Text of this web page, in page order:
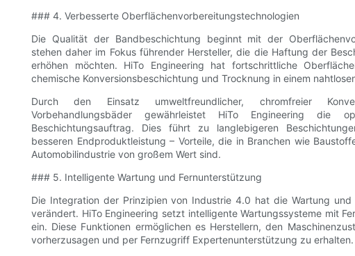
### 4. Verbesserte Oberflächenvorbereitungstechnologien
Die Qualität der Bandbeschichtung beginnt mit der
stehen daher im Fokus führender Hersteller, die die Haftung der
erhöhen möchten. HiTo Engineering hat fortschrittliche
chemische Konversionsbeschichtung und Trocknung in einem
Durch den Einsatz umweltfreundlicher, chromfreier
Vorbehandlungsbäder gewährleistet HiTo Engineering
Beschichtungsauftrag. Dies führt zu langlebigeren
besseren Endproduktleistung – Vorteile, die in Branchen wie
Automobilindustrie von großem Wert sind.
### 5. Intelligente Wartung und Fernunterstützung
Die Integration der Prinzipien von Industrie 4.0 hat die Wartung
verändert. HiTo Engineering setzt intelligente Wartungssysteme mit
ein. Diese Funktionen ermöglichen es Herstellern, den
vorherzusagen und per Fernzugriff Expertenunterstützung zu erhalten.